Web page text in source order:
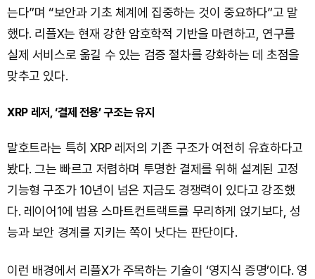
는다”며 “보안과 기초 체계에 집중하는 것이 중요하다”고 말
했다. 리플X는 현재 강한 암호학적 기반을 마련하고, 연구를
실제 서비스로 옮길 수 있는 검증 절차를 강화하는 데 초점을
맞추고 있다.
XRP 레저, ‘결제 전용’ 구조는 유지
말호트라는 특히 XRP 레저의 기존 구조가 여전히 유효하다고
봤다. 그는 빠르고 저렴하며 투명한 결제를 위해 설계된 고정
기능형 구조가 10년이 넘은 지금도 경쟁력이 있다고 강조했
다. 레이어1에 범용 스마트컨트랙트를 무리하게 얹기보다, 성
능과 보안 경계를 지키는 쪽이 낫다는 판단이다.
이런 배경에서 리플X가 주목하는 기술이 ‘영지식 증명’이다. 영